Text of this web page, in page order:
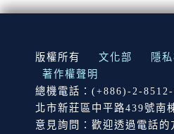
:::
版權所有 文化部
隱
著作權聲明
總機電話：(+886)-2-
北市新莊區中平路439號南
意見詢問：歡迎透過電話